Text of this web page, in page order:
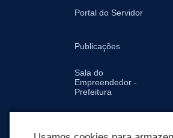
Portal do Servidor
Publicações
Sala do
Empreendedor -
Prefeitura